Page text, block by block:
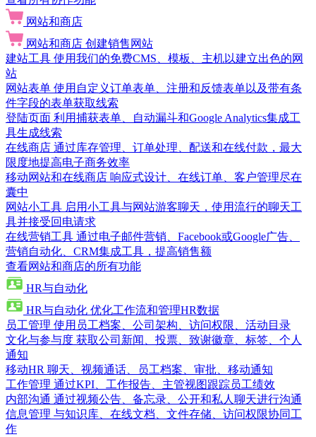
网站和商店
网站和商店 创建销售网站
建站工具 使用我们的免费CMS、模板、主机以建立出色的网
站
网站表单 使用自定义订单表单、注册和反馈表单以及带有条
件字段的表单获取线索
登陆页面 利用捕获表单、自动漏斗和Google Analytics集成工
具生成线索
在线商店 通过库存管理、订单处理、配送和在线付款，最大
限度地提高电子商务效率
移动网站和在线商店 响应式设计、在线订单、客户管理尽在
囊中
网站小工具 启用小工具与网站游客聊天，使用流行的聊天工
具并接受回电请求
在线营销工具 通过电子邮件营销、Facebook或Google广告、
营销自动化、CRM集成工具，提高销售额
查看网站和商店的所有功能
HR与自动化
HR与自动化 优化工作流和管理HR数据
员工管理 使用员工档案、公司架构、访问权限、活动目录
文化与参与度 获取公司新闻、投票、致谢徽章、标签、个人
通知
移动HR 聊天、视频通话、员工档案、审批、移动通知
工作管理 通过KPI、工作报告、主管视图跟踪员工绩效
内部沟通 通过视频公告、备忘录、公开和私人聊天进行沟通
信息管理 与知识库、在线文档、文件存储、访问权限协同工
作